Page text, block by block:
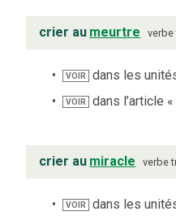
crier au meurtre verbe
VOIR dans les
VOIR dans l’article
crier au miracle verbe
VOIR dans les